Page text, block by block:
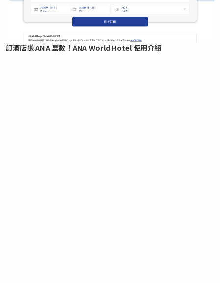
訂酒店賺 ANA 里數！ANA World Hotel 使用介紹